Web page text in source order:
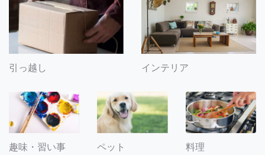
引っ越し インテリア
趣味・習い事 ペット 料理